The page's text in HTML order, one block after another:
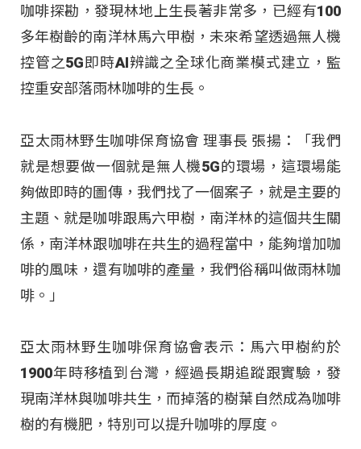
咖啡探勘，發現林地上生長著非常多，已經有100
多年樹齡的南洋林馬六甲樹，未來希望透過無人機
控管之5G即時AI辨識之全球化商業模式建立，監
控重安部落雨林咖啡的生長。
亞太雨林野生咖啡保育協會 理事長 張揚：「我們
就是想要做一個就是無人機5G的環場，這環場能
夠做即時的圖傳，我們找了一個案子，就是主要的
主題、就是咖啡跟馬六甲樹，南洋林的這個共生關
係，南洋林跟咖啡在共生的過程當中，能夠增加咖
啡的風味，還有咖啡的產量，我們俗稱叫做雨林咖
啡。」
亞太雨林野生咖啡保育協會表示：馬六甲樹約於
1900年時移植到台灣，經過長期追蹤跟實驗，發
現南洋林與咖啡共生，而掉落的樹葉自然成為咖啡
樹的有機肥，特別可以提升咖啡的厚度。